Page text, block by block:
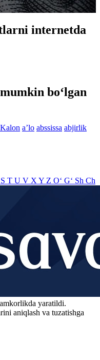
internetda
bo‘lgan
aʼlo abssissa abjirlik
S T U V X Y Z O‘ G‘ Sh Ch
yaratildi.
aniqlash va tuzatishga